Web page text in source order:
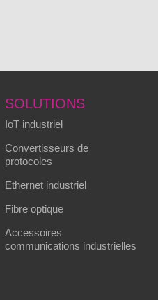
SOLUTIONS
IoT industriel
Convertisseurs de
protocoles
Ethernet industriel
Fibre optique
Accessoires
communications industrielles